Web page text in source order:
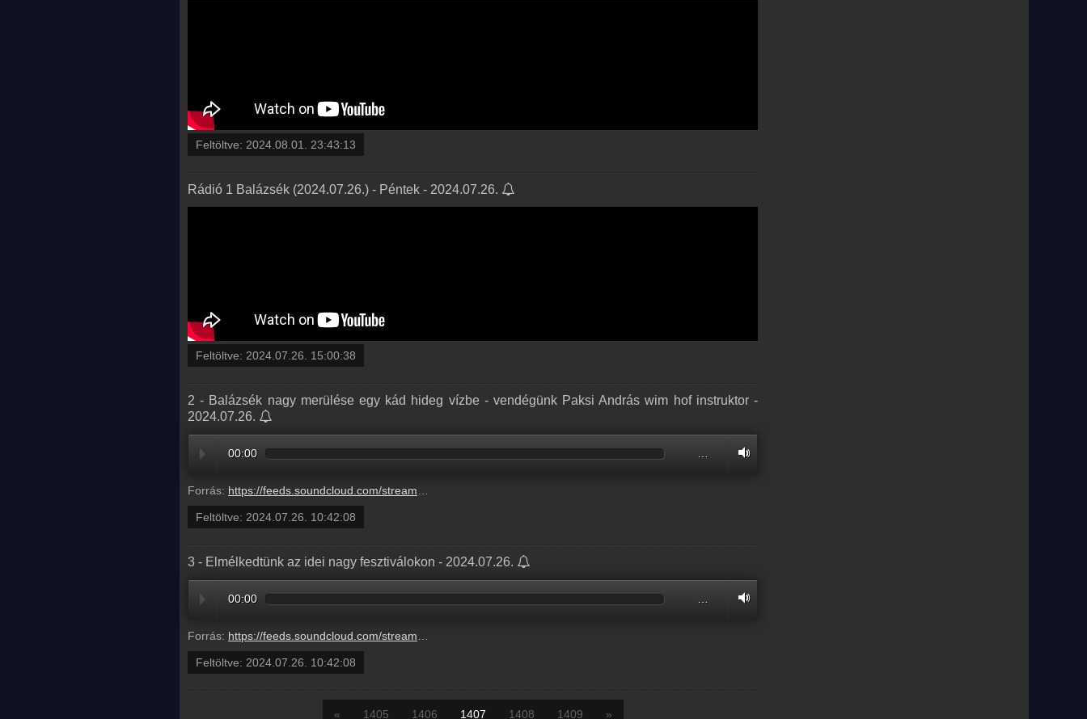
Feltöltve: 2024.08.01. 23:43:13
Rádió 1 Balázsék (2024.07.26.) - Péntek - 2024.07.26.
Feltöltve: 2024.07.26. 15:00:38
2 - Balázsék nagy merülése egy kád hideg vízbe - vendégünk Paksi András wim hof instruktor -
2024.07.26.
00:00
Forrás: https://feeds.soundcloud.com/stream/1881381798-balazsek-2-balazsek-nagy-meruelese-egy.mp3
Feltöltve: 2024.07.26. 10:42:08
3 - Elmélkedtünk az idei nagy fesztiválokon - 2024.07.26.
00:00
Forrás: https://feeds.soundcloud.com/stream/1881381795-balazsek-3-elmelkedtuenk-az-idei-nagy.mp3
Feltöltve: 2024.07.26. 10:42:08
« 1405 1406 1407 1408 1409 »